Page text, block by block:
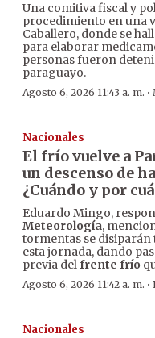
Una comitiva fiscal y
procedimiento en una
Caballero, donde se
para elaborar
personas fueron
paraguayo.
Agosto 6, 2026 11:43 a. m. ·
Nacionales
El frío vuelve a
un descenso de
¿Cuándo y por
Eduardo Mingo,
Meteorología,
tormentas se
esta jornada, dando
previa delfrente frío
Agosto 6, 2026 11:42 a. m. ·
Nacionales